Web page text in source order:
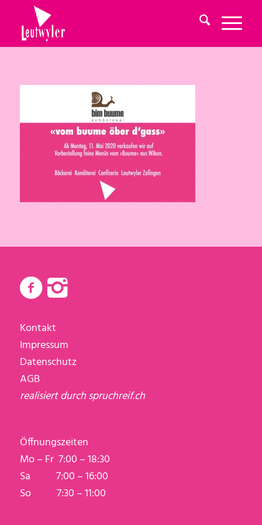
Kontakt
Impressum
Datenschutz
AGB
realisiert durchspruchreif.ch
Öffnungszeiten
Mo – Fr 7:00 – 18:30
Sa 7:00 – 16:00
So 7:30 – 11:00